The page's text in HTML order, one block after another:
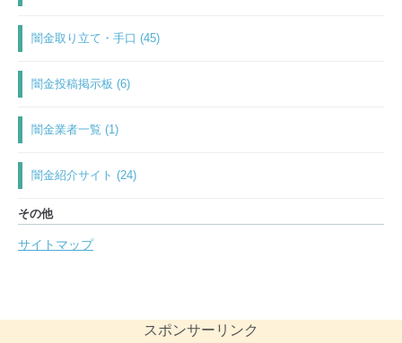
闇金取り立て・手口 (45)
闇金投稿掲示板 (6)
闇金業者一覧 (1)
闇金紹介サイト (24)
その他
サイトマップ
スポンサーリンク